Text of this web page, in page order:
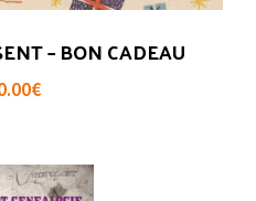
– BON CADEAU
€